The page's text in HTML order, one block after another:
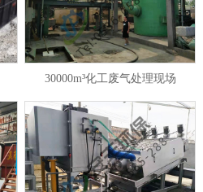
30000m³化工废气处理现场